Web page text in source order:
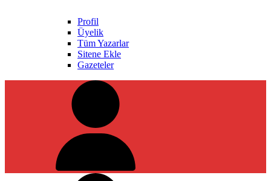
Profil
Üyelik
Tüm Yazarlar
Sitene Ekle
Gazeteler